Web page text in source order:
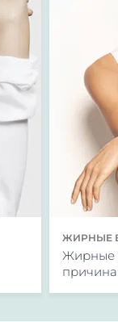
ЖИРНЫЕ
Жирные